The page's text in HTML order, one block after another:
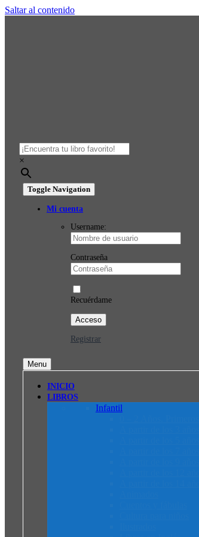
Saltar al contenido
×
Toggle Navigation
Mi cuenta
Username:
Contraseña
Recuérdame
Registrar
Menu
INICIO
LIBROS
Infantil